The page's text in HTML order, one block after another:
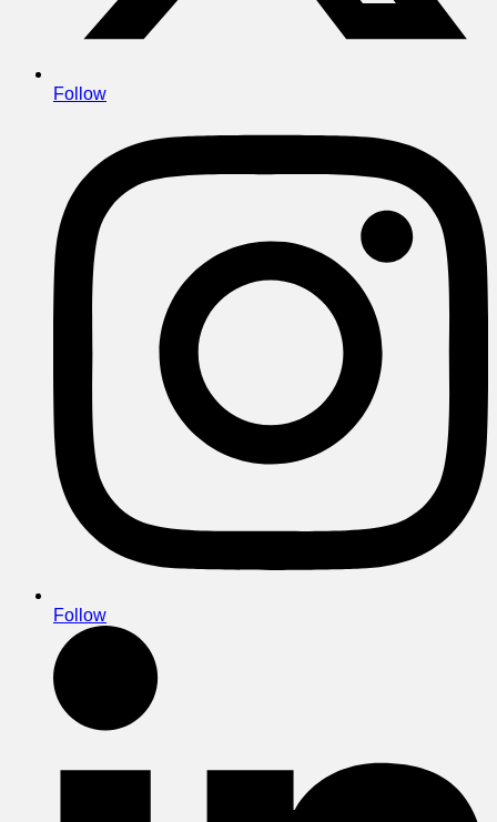
Follow
Follow